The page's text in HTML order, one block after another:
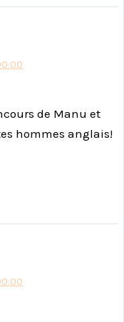
de Manu et
hommes anglais!